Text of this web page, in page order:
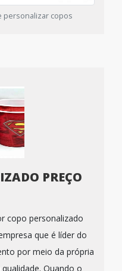
personalizar copos
PREÇO
copo personalizado
que é líder do
por meio da própria
Quando o